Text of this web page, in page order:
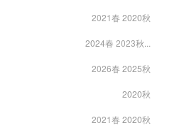
2021春 2020秋
2024春 2023秋...
2026春 2025秋
2020秋
2021春 2020秋